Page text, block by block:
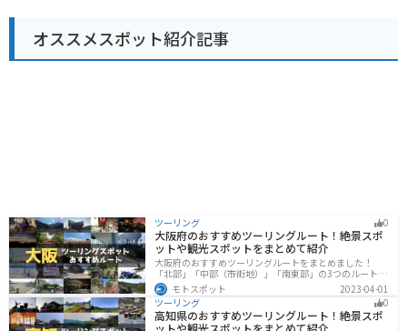
として知られています。道の駅の物産館でも購入できる
ので、お土産にいかがでしょうか。
オススメスポット紹介記事
ツーリング 0
大阪府のおすすめツーリングルート！絶景スポ
ットや観光スポットをまとめて紹介
大阪府のおすすめツーリングルートをまとめました！
「北部」「中部（市街地）」「南東部」の3つのルート紹
介します。歴史と近代が融合した魅力的なエリアで様々
な楽しみ方ができます。バイクで大阪府にツーリングに
行く際は参考にしてください。
モトスポット
2023-04-01
ツーリング
0
高知県のおすすめツーリングルート！絶景スポ